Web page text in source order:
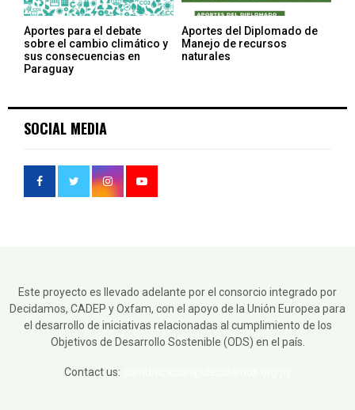
Aportes para el debate
sobre el cambio climático y
sus consecuencias en
Paraguay
Aportes del Diplomado de
Manejo de recursos
naturales
SOCIAL MEDIA
Este proyecto es llevado adelante por el consorcio integrado por
Decidamos, CADEP y Oxfam, con el apoyo de la Unión Europea para
el desarrollo de iniciativas relacionadas al cumplimiento de los
Objetivos de Desarrollo Sostenible (ODS) en el país.
Contact us: